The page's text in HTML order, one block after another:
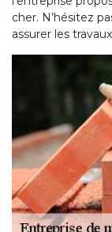
cher. N’hésitez
assurer les